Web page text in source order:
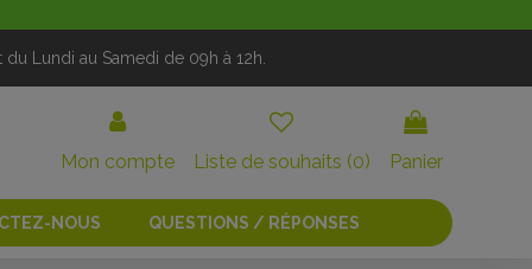
Lundi au Samedi de 09h à 12h.
Mon compte Liste de souhaits (0) Panier
NOUS QUESTIONS / RÉPONSES